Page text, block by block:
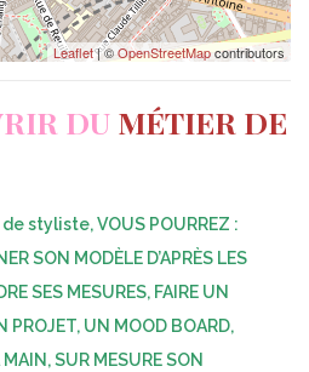
Leaflet| ©OpenStreetMapcontributors
DU MÉTIER DE
styliste, VOUS POURREZ :
SON MODÈLE D’APRÈS LES
SES MESURES, FAIRE UN
PROJET, UN MOOD BOARD,
SUR MESURE SON